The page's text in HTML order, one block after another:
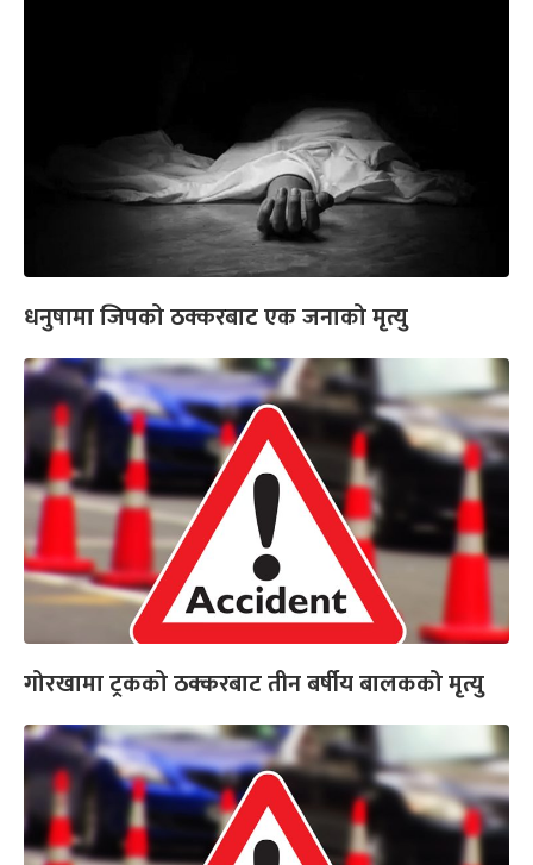
धनुषामा जिपको ठक्करबाट एक जनाको मृत्यु
गोरखामा ट्रकको ठक्करबाट तीन बर्षीय बालकको मृत्यु